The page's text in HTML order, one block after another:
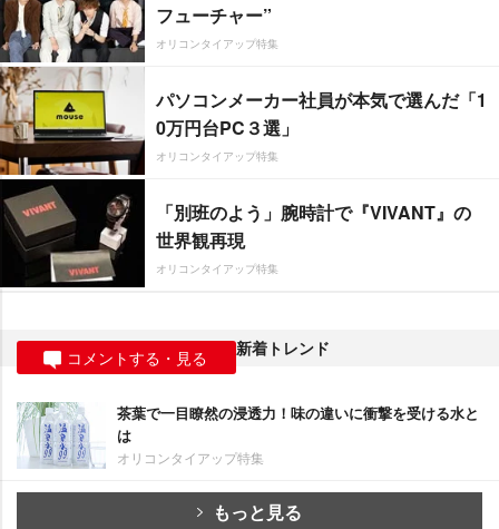
フューチャー”
オリコンタイアップ特集
パソコンメーカー社員が本気で選んだ「1
0万円台PC３選」
オリコンタイアップ特集
「別班のよう」腕時計で『VIVANT』の
世界観再現
オリコンタイアップ特集
コメントする・見る 新着トレンド
茶葉で一目瞭然の浸透力！味の違いに衝撃を受ける水と
は
オリコンタイアップ特集
もっと見る